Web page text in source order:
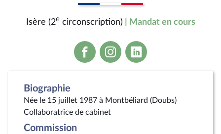
Isère (2ecirconscription) | Mandat en cours
Voir
la
Voir
la
Voir
la
Biographie
Née le 15 juillet 1987 à Montbéliard (Doubs)
Collaboratrice de cabinet
Commission